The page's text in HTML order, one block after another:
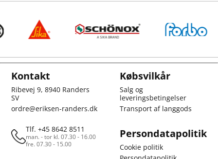
Kontakt
Ribevej 9, 8940 Randers
SV
ordre@eriksen-randers.dk
Tlf. +45 8642 8511
man. - tor kl. 07.30 - 16.00
fre. 07.30 - 15.00
Købsvilkår
Salg og
leveringsbetingelser
Transport af langgods
Persondatapolitik
Cookie politik